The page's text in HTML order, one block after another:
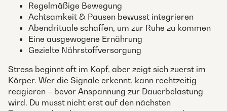
Regelmäßige Bewegung
Achtsamkeit & Pausen bewusst integrieren
Abendrituale schaffen, um zur Ruhe zu kommen
Eine ausgewogene Ernährung
Gezielte Nährstoffversorgung
Stress beginnt oft im Kopf, aber zeigt sich zuerst im
Körper. Wer die Signale erkennt, kann rechtzeitig
reagieren – bevor Anspannung zur Dauerbelastung
wird. Du musst nicht erst auf den nächsten